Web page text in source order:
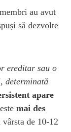
au avut
să dezvolte
ereditar sau o
determinată
apare
mai des
de 10-12